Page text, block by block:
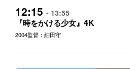
12:15 - 13:55
『時をかける少女』 4K
2004監督：細田守